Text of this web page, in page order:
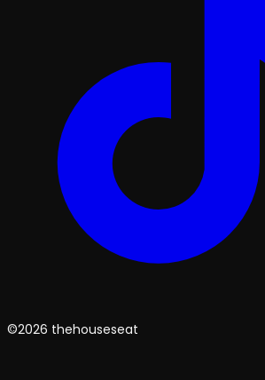
©2026 thehouseseat